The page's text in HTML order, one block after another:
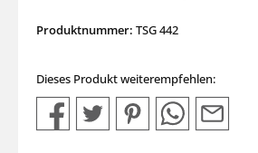
Produktnummer: TSG 442
Dieses Produkt weiterempfehlen: